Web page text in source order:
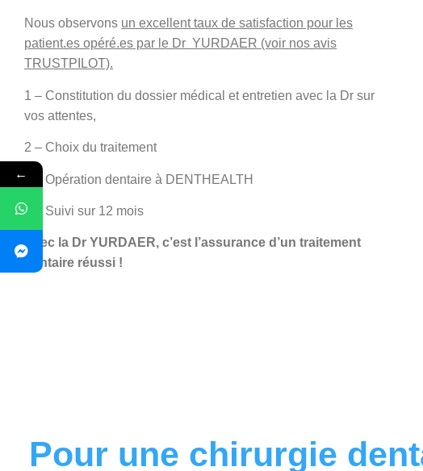
Nous observons un excellent taux de satisfaction pour les
patient.es opéré.es par le Dr YURDAER (voir nos avis
TRUSTPILOT).
1 – Constitution du dossier médical et entretien avec la Dr sur
vos attentes,
2 – Choix du traitement
3 – Opération dentaire à DENTHEALTH
4 – Suivi sur 12 mois
Avec la Dr YURDAER, c’est l’assurance d’un traitement
dentaire réussi !
Pour une chirurgie
←